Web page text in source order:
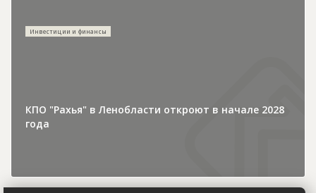
Инвестиции и финансы
КПО "Рахья" в Ленобласти откроют в начале 2028
года